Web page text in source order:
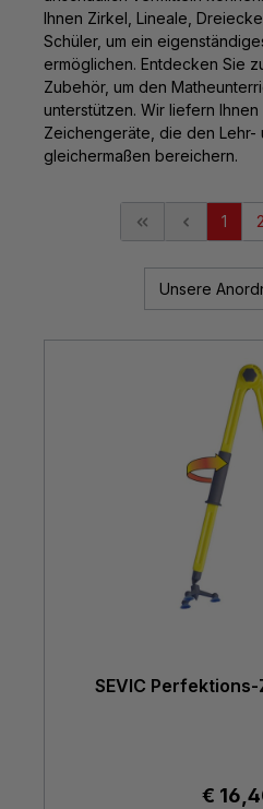
Ihnen Zirkel, Lineale,
Schüler, um ein
ermöglichen. Entdecken Sie
Zubehör, um den
unterstützen. Wir liefern
Zeichengeräte, die den Lehr-
gleichermaßen bereichern.
1 2
SEVIC
€